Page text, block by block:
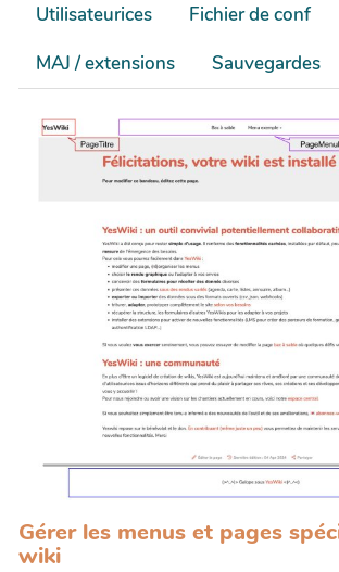
Utilisateurices
Fichier de conf
MAJ / extensions
Sauvegardes
Gérer les menus et pages
wiki